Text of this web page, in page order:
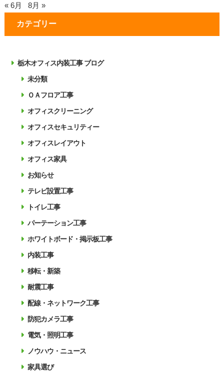
« 6月 8月 »
カテゴリー
栃木オフィス内装工事 ブログ
未分類
ＯＡフロア工事
オフィスクリーニング
オフィスセキュリティー
オフィスレイアウト
オフィス家具
お知らせ
テレビ設置工事
トイレ工事
パーテーション工事
ホワイトボード・掲示板工事
内装工事
移転・新築
耐震工事
配線・ネットワーク工事
防犯カメラ工事
電気・照明工事
ノウハウ・ニュース
家具選び